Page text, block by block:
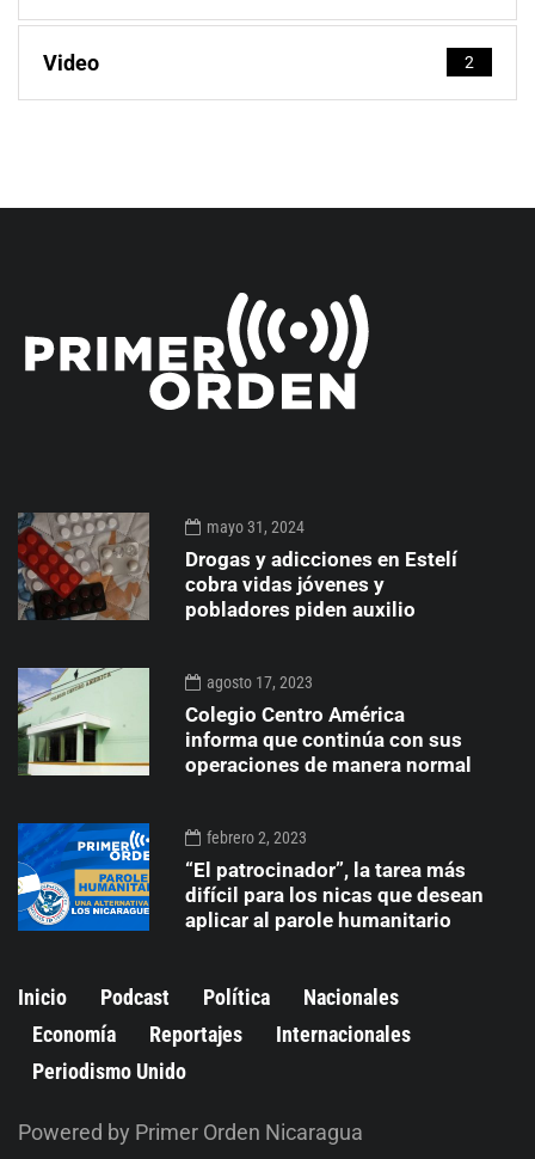
Video 2
mayo 31, 2024
Drogas y adicciones en Estelí
cobra vidas jóvenes y
pobladores piden auxilio
agosto 17, 2023
Colegio Centro América
informa que continúa con sus
operaciones de manera normal
febrero 2, 2023
“El patrocinador”, la tarea más
difícil para los nicas que desean
aplicar al parole humanitario
Inicio Podcast Política
Nacionales
Economía
Reportajes
Internacionales
Periodismo Unido
Powered by Primer Orden Nicaragua